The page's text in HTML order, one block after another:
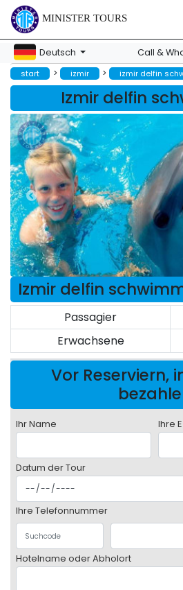
MINISTER TOURS
Deutsch Call &
start > izmir > izmir delfin
Izmir delfin
Izmir delfin
Passagier
Erwachsene
Vor Reserviern,
Ihr Name Ihre
Datum der Tour
Ihre Telefonnummer
Hotelname oder Abholort